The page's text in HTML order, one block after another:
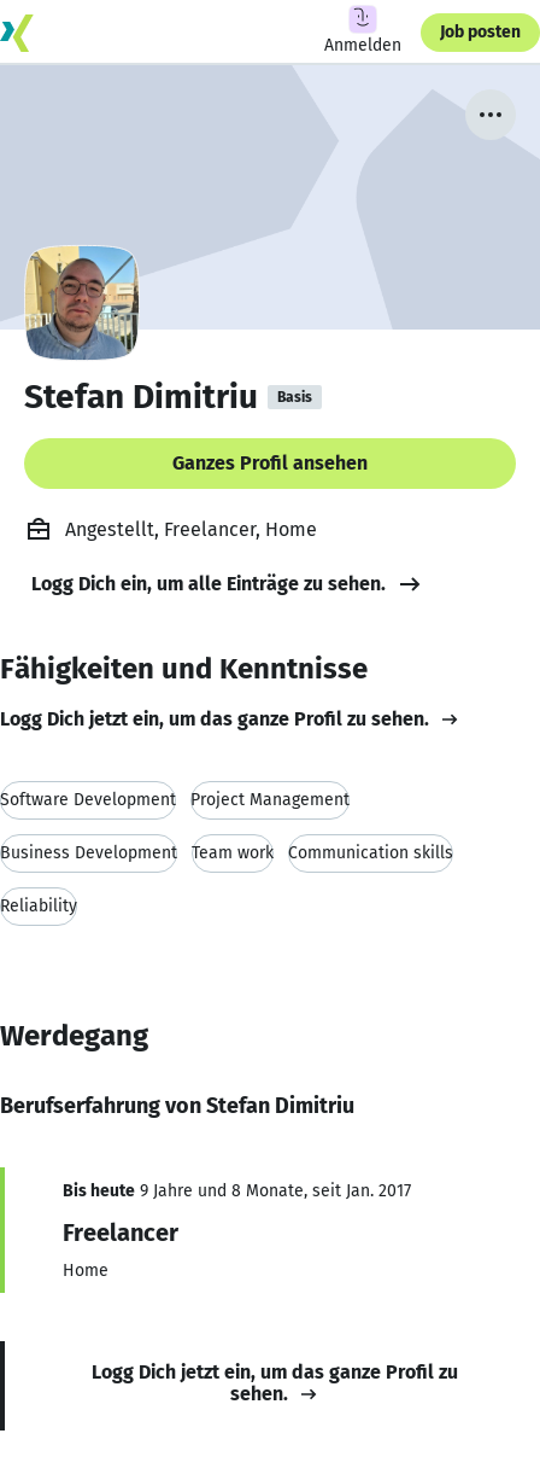
Anmelden
Job posten
Stefan Dimitriu Basis
Ganzes Profil ansehen
Angestellt, Freelancer, Home
Logg Dich ein, um alle Einträge zu sehen.
Fähigkeiten und Kenntnisse
Logg Dich jetzt ein, um das ganze Profil zu sehen.
Software Development Project Management
Business Development Team work Communication skills
Reliability
Werdegang
Berufserfahrung von Stefan Dimitriu
Bis heute 9 Jahre und 8 Monate, seit Jan. 2017
Freelancer
Home
Logg Dich jetzt ein, um das ganze Profil zu
sehen.